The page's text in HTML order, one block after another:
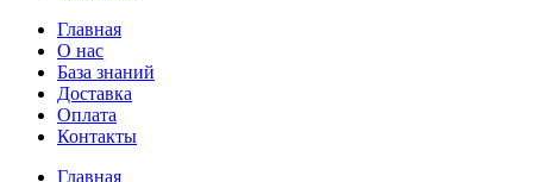
Главная
О нас
База знаний
Доставка
Оплата
Контакты
Главная